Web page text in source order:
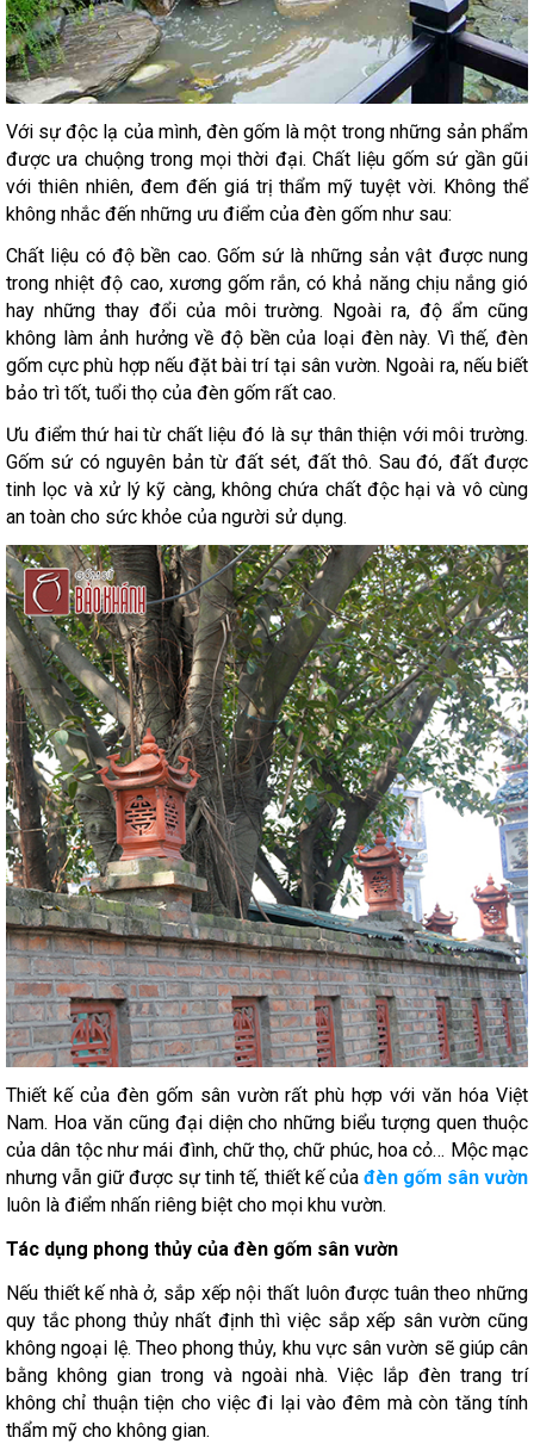
Với sự độc lạ của mình, đèn gốm là một trong những sản phẩm
được ưa chuộng trong mọi thời đại. Chất liệu gốm sứ gần gũi
với thiên nhiên, đem đến giá trị thẩm mỹ tuyệt vời. Không thể
không nhắc đến những ưu điểm của đèn gốm như sau:
Chất liệu có độ bền cao. Gốm sứ là những sản vật được nung
trong nhiệt độ cao, xương gốm rắn, có khả năng chịu nắng gió
hay những thay đổi của môi trường. Ngoài ra, độ ẩm cũng
không làm ảnh hưởng về độ bền của loại đèn này. Vì thế, đèn
gốm cực phù hợp nếu đặt bài trí tại sân vườn. Ngoài ra, nếu biết
bảo trì tốt, tuổi thọ của đèn gốm rất cao.
Ưu điểm thứ hai từ chất liệu đó là sự thân thiện với môi trường.
Gốm sứ có nguyên bản từ đất sét, đất thô. Sau đó, đất được
tinh lọc và xử lý kỹ càng, không chứa chất độc hại và vô cùng
an toàn cho sức khỏe của người sử dụng.
Thiết kế của đèn gốm sân vườn rất phù hợp với văn hóa Việt
Nam. Hoa văn cũng đại diện cho những biểu tượng quen thuộc
của dân tộc như mái đình, chữ thọ, chữ phúc, hoa cỏ… Mộc mạc
nhưng vẫn giữ được sự tinh tế, thiết kế của đèn gốm sân vườn
luôn là điểm nhấn riêng biệt cho mọi khu vườn.
Tác dụng phong thủy của đèn gốm sân vườn
Nếu thiết kế nhà ở, sắp xếp nội thất luôn được tuân theo những
quy tắc phong thủy nhất định thì việc sắp xếp sân vườn cũng
không ngoại lệ. Theo phong thủy, khu vực sân vườn sẽ giúp cân
bằng không gian trong và ngoài nhà. Việc lắp đèn trang trí
không chỉ thuận tiện cho việc đi lại vào đêm mà còn tăng tính
thẩm mỹ cho không gian.